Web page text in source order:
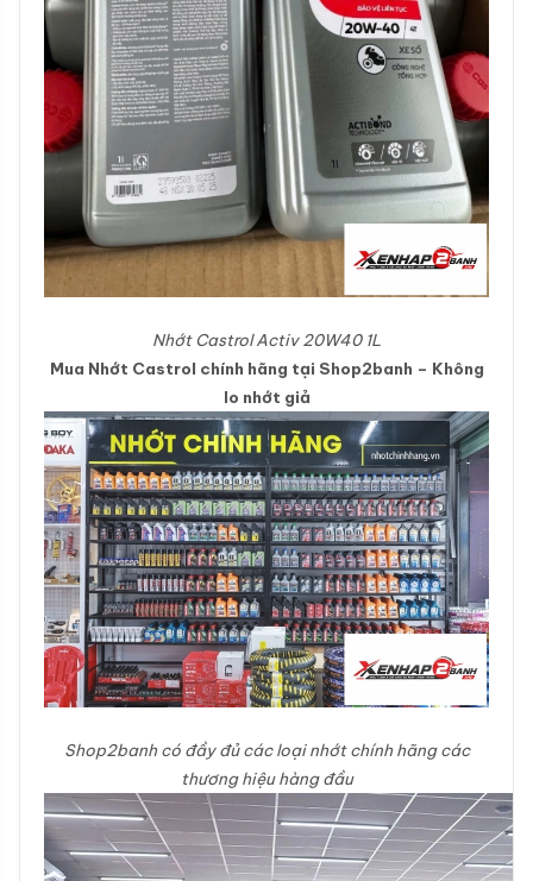
Nhớt Castrol Activ 20W40 1L
Mua Nhớt Castrol chính hãng tại Shop2banh – Không
lo nhớt giả
Shop2banh có đầy đủ các loại nhớt chính hãng các
thương hiệu hàng đầu